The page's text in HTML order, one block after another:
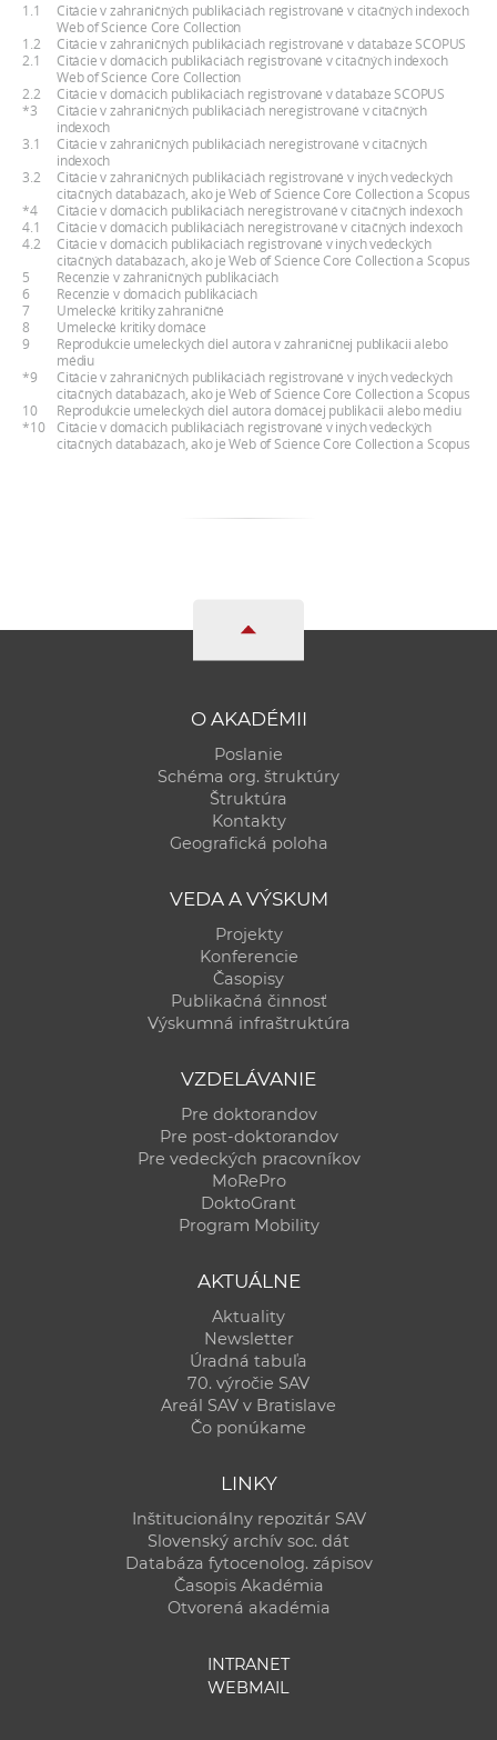
h
S
A
V
1.1
Citácie v zahraničných publikáciách registrované v citačných indexoch
Web of Science Core Collection
1.2
Citácie v zahraničných publikáciách registrované v databáze SCOPUS
2.1
Citácie v domácich publikáciách registrované v citačných indexoch
Web of Science Core Collection
2.2
Citácie v domácich publikáciách registrované v databáze SCOPUS
*3
Citácie v zahraničných publikáciách neregistrované v citačných
indexoch
3.1
Citácie v zahraničných publikáciách neregistrované v citačných
indexoch
3.2
Citácie v zahraničných publikáciách registrované v iných vedeckých
citačných databázach, ako je Web of Science Core Collection a Scopus
*4
Citácie v domácich publikáciách neregistrované v citačných indexoch
4.1
Citácie v domácich publikáciách neregistrované v citačných indexoch
4.2
Citácie v domácich publikáciách registrované v iných vedeckých
citačných databázach, ako je Web of Science Core Collection a Scopus
5
Recenzie v zahraničných publikáciách
6
Recenzie v domácich publikáciách
7
Umelecké kritiky zahraničné
8
Umelecké kritiky domáce
9
Reprodukcie umeleckých diel autora v zahraničnej publikácii alebo
médiu
*9
Citácie v zahraničných publikáciách registrované v iných vedeckých
citačných databázach, ako je Web of Science Core Collection a Scopus
10
Reprodukcie umeleckých diel autora domácej publikácii alebo médiu
*10
Citácie v domácich publikáciách registrované v iných vedeckých
citačných databázach, ako je Web of Science Core Collection a Scopus
O AKADÉMII
Poslanie
Schéma org. štruktúry
Štruktúra
Kontakty
Geografická poloha
VEDA A VÝSKUM
Projekty
Konferencie
Časopisy
Publikačná činnosť
Výskumná infraštruktúra
VZDELÁVANIE
Pre doktorandov
Pre post-doktorandov
Pre vedeckých pracovníkov
MoRePro
DoktoGrant
Program Mobility
AKTUÁLNE
Aktuality
Newsletter
Úradná tabuľa
70. výročie SAV
Areál SAV v Bratislave
Čo ponúkame
LINKY
Inštitucionálny repozitár SAV
Slovenský archív soc. dát
Databáza fytocenolog. zápisov
Časopis Akadémia
Otvorená akadémia
INTRANET
WEBMAIL